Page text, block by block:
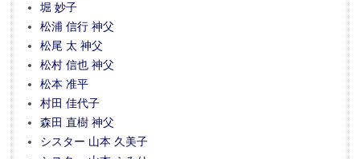
堀 妙子
松浦 信行 神父
松尾 太 神父
松村 信也 神父
松本 准平
村田 佳代子
森田 直樹 神父
シスター 山本 久美子